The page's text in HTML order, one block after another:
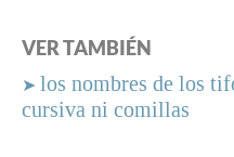
VER TAMBIÉN
➤ los nombres de los
cursiva ni comillas